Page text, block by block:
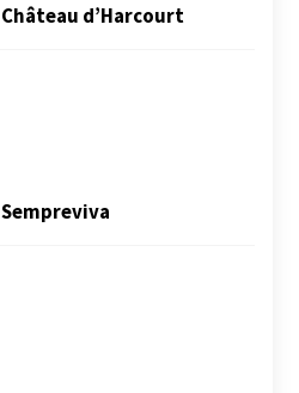
Château d’Harcourt
Sempreviva